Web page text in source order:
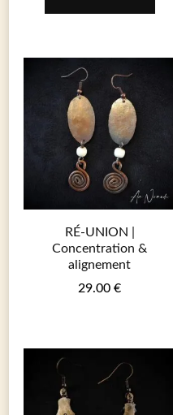
RÉ-UNION |
Concentration &
alignement
29.00€